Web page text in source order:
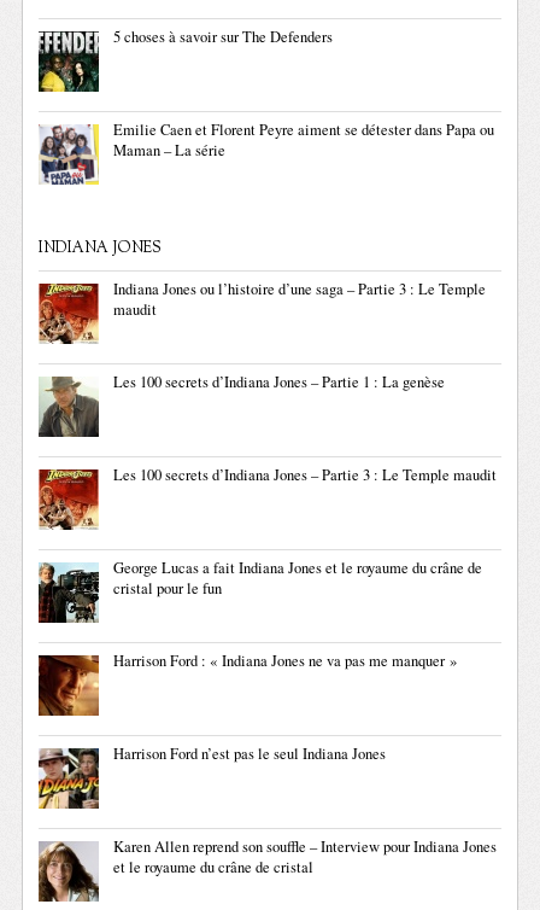
5 choses à savoir sur The Defenders
Emilie Caen et Florent Peyre aiment se détester dans Papa ou
Maman – La série
INDIANA JONES
Indiana Jones ou l’histoire d’une saga – Partie 3 : Le Temple
maudit
Les 100 secrets d’Indiana Jones – Partie 1 : La genèse
Les 100 secrets d’Indiana Jones – Partie 3 : Le Temple maudit
George Lucas a fait Indiana Jones et le royaume du crâne de
cristal pour le fun
Harrison Ford : « Indiana Jones ne va pas me manquer »
Harrison Ford n’est pas le seul Indiana Jones
Karen Allen reprend son souffle – Interview pour Indiana Jones
et le royaume du crâne de cristal